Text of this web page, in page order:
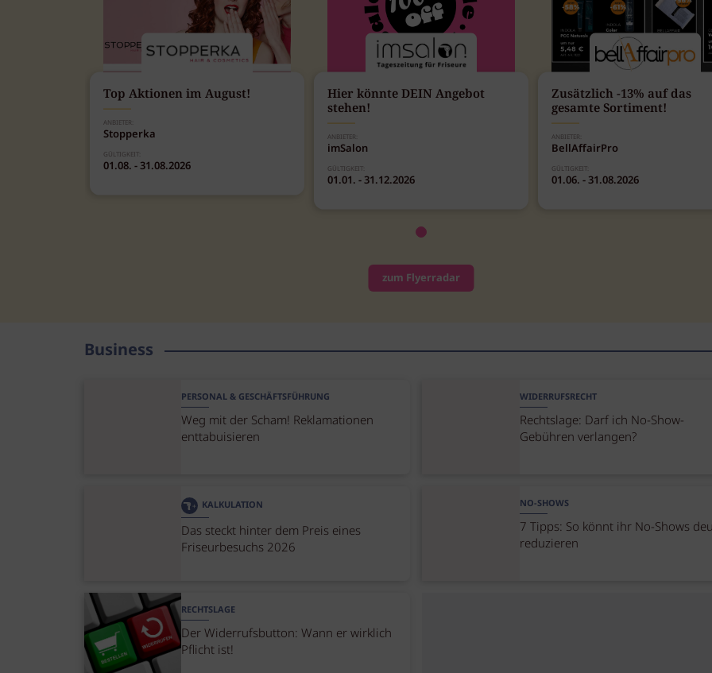
Top Aktionen im August!
ANBIETER:
Stopperka
GÜLTIGKEIT:
01.08. - 31.08.2026
Hier könnte DEIN Angebot
stehen!
ANBIETER:
imSalon
GÜLTIGKEIT:
01.01. - 31.12.2026
Zusätzlich -13% auf das
gesamte Sortiment!
ANBIETER:
BellAffairPro
GÜLTIGKEIT:
01.06. - 31.08.2026
zum Flyerradar
Business
PERSONAL & GESCHÄFTSFÜHRUNG
Weg mit der Scham! Reklamationen
enttabuisieren
WIDERRUFSRECHT
Rechtslage: Darf ich No-Show-
Gebühren verlangen?
KALKULATION
Das steckt hinter dem Preis eines
Friseurbesuchs 2026
NO-SHOWS
7 Tipps: So könnt ihr No-Shows
reduzieren
RECHTSLAGE
Der Widerrufsbutton: Wann er wirklich
Pflicht ist!